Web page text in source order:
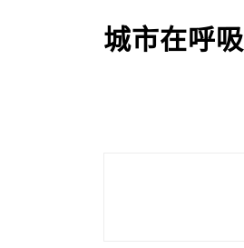
城市在呼吸